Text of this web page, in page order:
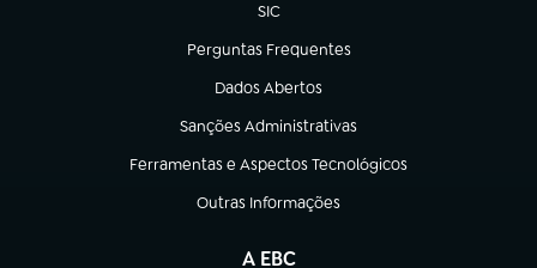
SIC
(abre em nova aba)
Perguntas Frequentes
(abre em nova aba)
Dados Abertos
(abre em nova aba)
Sanções Administrativas
(abre em nova aba)
Ferramentas e Aspectos Tecnológicos
(abre em nova aba)
Outras Informações
(abre em nova aba)
A EBC